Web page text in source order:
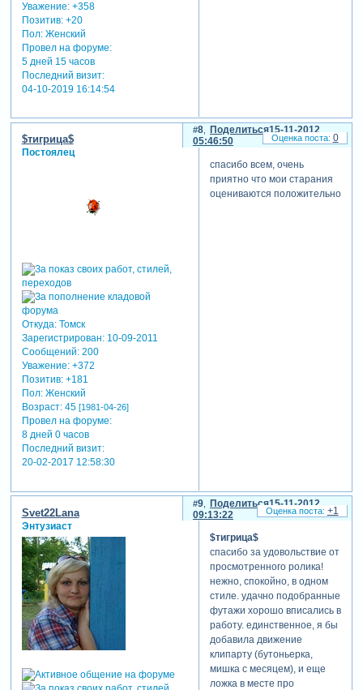
Уважение: +358
Позитив: +20
Пол:Женский
Провел на форуме:
5 дней 15 часов
Последний визит:
04-10-2019 16:14:54
Поделиться
8
15-11-2012
05:46:50
$тигрица$
Постоялец
Откуда:Томск
Зарегистрирован: 10-09-2011
Сообщений:200
Уважение: +372
Позитив: +181
Пол:Женский
Возраст:45 [1981-04-26]
Провел на форуме:
8 дней 0 часов
Последний визит:
20-02-2017 12:58:30
спасибо всем, очень
приятно что мои старания
оцениваются положительно
0
Поделиться
9
15-11-2012
09:13:22
Svet22Lana
Энтузиаст
$тигрица$
спасибо за удовольствие от
просмотренного ролика!
нежно, спокойно, в одном
стиле. удачно подобранные
футажи хорошо вписались в
работу. единственное, я бы
добавила движение
клипарту (бутоньерка,
мишка с месяцем), и еще
ложка в месте про
+1